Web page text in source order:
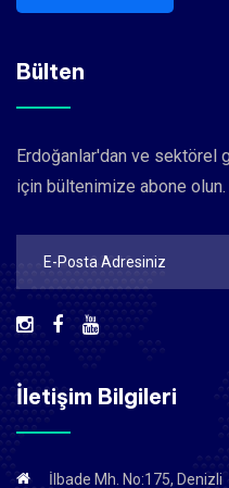
Bülten
Erdoğanlar'dan ve sektörel
için bültenimize abone olun.
İletişim Bilgileri
İlbade Mh. No:175, Denizli